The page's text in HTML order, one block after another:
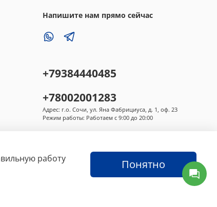
Напишите нам прямо сейчас
+79384440485
+78002001283
Адрес: г.о. Сочи, ул. Яна Фабрициуса, д. 1, оф. 23
Режим работы: Работаем с 9:00 до 20:00
работу
Понятно